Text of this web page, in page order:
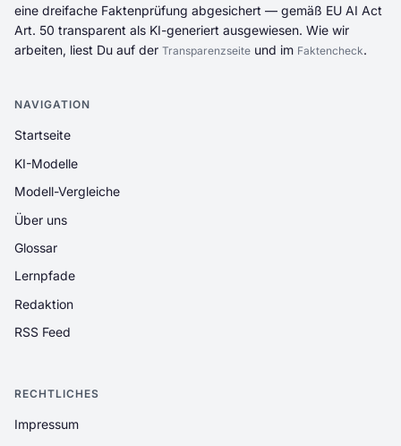
eine dreifache Faktenprüfung abgesichert — gemäß EU AI Act
Art. 50 transparent als KI-generiert ausgewiesen. Wie wir
arbeiten, liest Du auf der Transparenzseite und im Faktencheck.
NAVIGATION
Startseite
KI-Modelle
Modell-Vergleiche
Über uns
Glossar
Lernpfade
Redaktion
RSS Feed
RECHTLICHES
Impressum